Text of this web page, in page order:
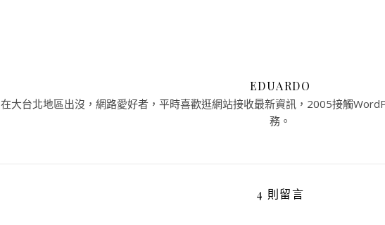
EDUARDO
在大台北地區出沒，網路愛好者，平時喜歡逛網站接收最新資訊，2005接觸
務。
4 則留言